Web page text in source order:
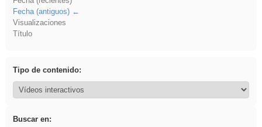
Fecha (antiguos)
Visualizaciones
Título
Tipo de contenido:
Buscar en: